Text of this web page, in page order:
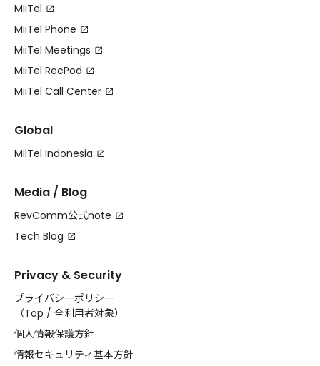
MiiTel
MiiTel Phone
MiiTel Meetings
MiiTel RecPod
MiiTel Call Center
Global
MiiTel Indonesia
Media / Blog
RevComm公式note
Tech Blog
Privacy & Security
プライバシーポリシー
（Top / 全利用者対象）
個人情報保護方針
情報セキュリティ基本方針